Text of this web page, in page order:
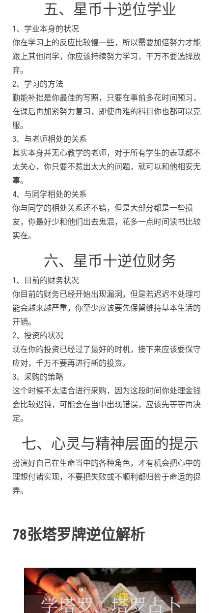
五、星币十逆位学业
1、学业本身的状况
你在学习上的反应比较慢一些，所以需要加倍努力才能
跟上其他同学，你应该持续努力学习，干万不要选择放
弃。
2、学习的方法
勤能补拙是你最佳的写照，只要在事前多花时间预习，
在课后再加紧努力复习，即使再难的科目你也都可以克
服。
3、与老师相处的关系
其实本身并无心教学的老师，对于所有学生的表现都不
太关心，你只要不惹出太大的问题，就可以和他相安无
事。
4、与同学相处的关系
你与同学的相处关系还不错，但是大部分都是一些损
友，你最好少和他们出去鬼混，花多一点时间读书比较
实在。
六、星币十逆位财务
1、目前的财务状况
你目前的财务已经开始出现漏洞，但是若迟迟不处理可
能会越来越严重，你至少应该要先保留维持基本生活的
开销。
2、投资的状况
现在你的投资已经过了最好的时机，接下来应该要保守
应对，千万不要再进行新的投资。
3、采购的策略
这个时候不太适合进行采购，因为这段时间你处理金钱
会比较迟钝，可能会在当中出现错误，应该先等等再决
定。
七、心灵与精神层面的提示
扮演好自己在生命当中的各种角色，才有机会把心中的
理想付诸实现，不要把失败或不顺利都归咎于命运的捉
弄。
78张塔罗牌逆位解析